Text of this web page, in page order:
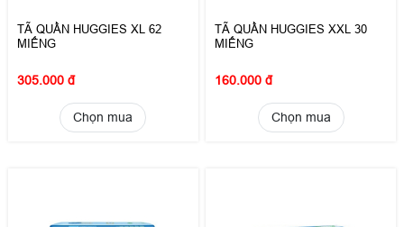
TÃ QUẦN HUGGIES XL 62
MIẾNG
305.000 đ
Chọn mua
TÃ QUẦN HUGGIES XXL 30
MIẾNG
160.000 đ
Chọn mua